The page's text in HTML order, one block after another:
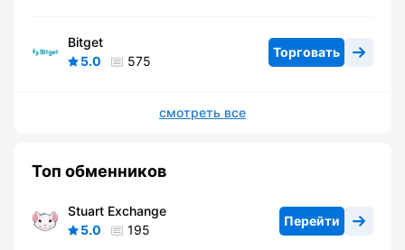
Bitget
5.0
575
Торговать
смотреть все
Топ обменников
Stuart Exchange
5.0
195
Перейти